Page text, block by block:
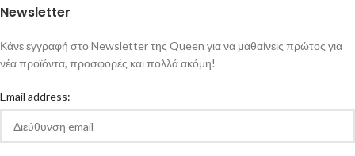
Newsletter
Κάνε εγγραφή στο Newsletter της Queen για να μαθαίνεις πρώτος για
νέα προϊόντα, προσφορές και πολλά ακόμη!
Email address: